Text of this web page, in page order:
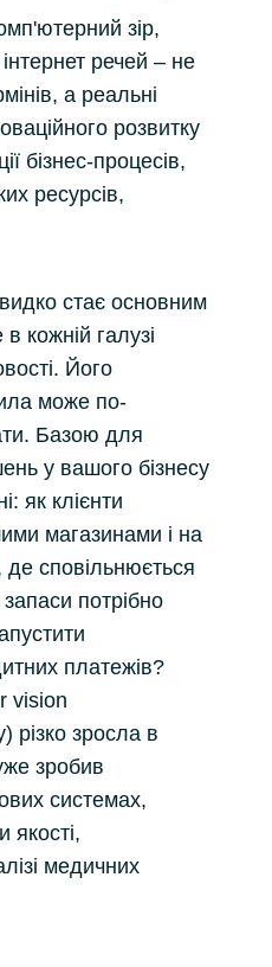
зір,
речей – не
а реальні
розвитку
бізнес-процесів,
ресурсів,
стає основним
кожній галузі
Його
може по-
Базою для
у вашого бізнесу
як клієнти
магазинами і на
сповільнюється
запаси потрібно
платежів?
vision
різко зросла в
зробив
системах,
якості,
медичних